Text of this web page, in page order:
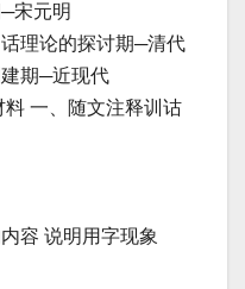
宋元明
理论的探讨期─清代
期─近现代
一、随文注释训诂
容 说明用字现象